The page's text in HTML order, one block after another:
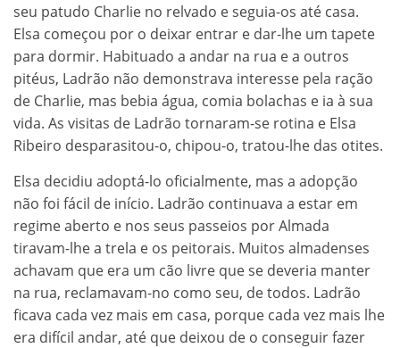
seu patudo Charlie no relvado e seguia-os até casa.
Elsa começou por o deixar entrar e dar-lhe um tapete
para dormir. Habituado a andar na rua e a outros
pitéus, Ladrão não demonstrava interesse pela ração
de Charlie, mas bebia água, comia bolachas e ia à sua
vida. As visitas de Ladrão tornaram-se rotina e Elsa
Ribeiro desparasitou-o, chipou-o, tratou-lhe das otites.
Elsa decidiu adoptá-lo oficialmente, mas a adopção
não foi fácil de início. Ladrão continuava a estar em
regime aberto e nos seus passeios por Almada
tiravam-lhe a trela e os peitorais. Muitos almadenses
achavam que era um cão livre que se deveria manter
na rua, reclamavam-no como seu, de todos. Ladrão
ficava cada vez mais em casa, porque cada vez mais lhe
era difícil andar, até que deixou de o conseguir fazer